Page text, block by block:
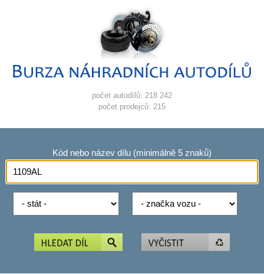
počet autodílů: 218 242
počet prodejců: 215
Kód nebo název dílu (minimálně 5 znaků)